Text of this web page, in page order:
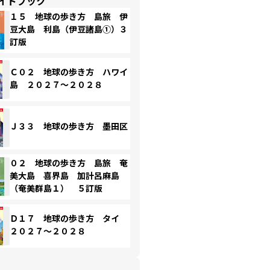
１５ 地球の歩き方 島旅 伊
豆大島 利島（伊豆諸島①）３
訂版
Ｃ０２ 地球の歩き方 ハワイ
島 ２０２７～２０２８
Ｊ３３ 地球の歩き方 墨田区
０２ 地球の歩き方 島旅 奄
美大島 喜界島 加計呂麻島
（奄美群島１） ５訂版
Ｄ１７ 地球の歩き方 タイ
２０２７～２０２８